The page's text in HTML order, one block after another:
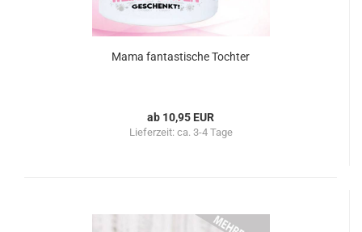
Mama fantastische Tochter
ab 10,95 EUR
Lieferzeit: ca. 3-4 Tage